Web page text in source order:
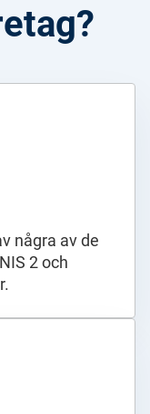
några av de
2 och